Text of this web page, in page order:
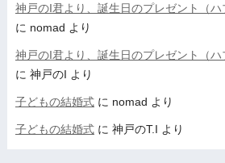
神戸のI君より、誕生日のプレゼント（ハ
に nomad より
神戸のI君より、誕生日のプレゼント（ハ
に 神戸のI より
子どもの結婚式に nomad より
子どもの結婚式に 神戸のT.I より